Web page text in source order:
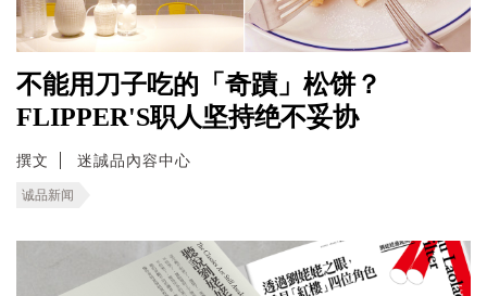
不能用刀子吃的「奇蹟」松饼？
FLIPPER'S职人坚持绝不妥协
撰文 迷誠品內容中心
诚品新闻